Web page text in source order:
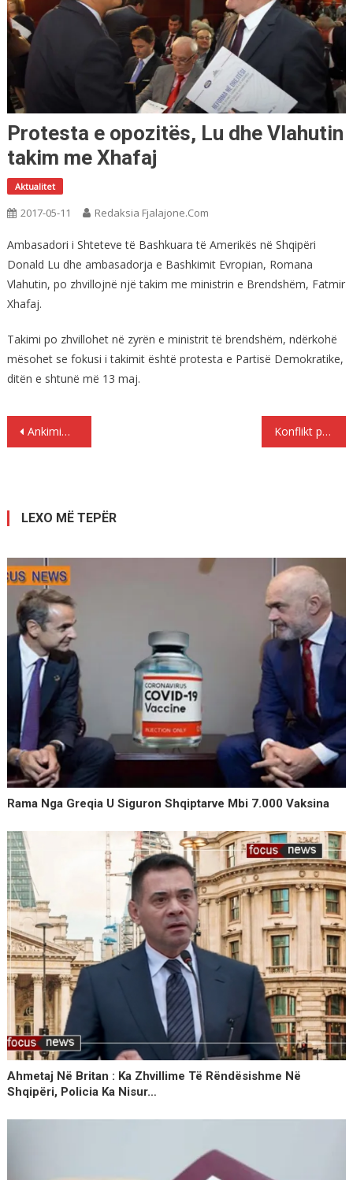
Protesta e opozitës, Lu dhe Vlahutin
takim me Xhafaj
Aktualitet
2017-05-11 Redaksia Fjalajone.com
Ambasadori i Shteteve të Bashkuara të Amerikës në Shqipëri
Donald Lu dhe ambasadorja e Bashkimit Evropian, Romana
Vlahutin, po zhvillojnë një takim me ministrin e Brendshëm, Fatmir
Xhafaj.
Takimi po zhvillohet në zyrën e ministrit të brendshëm, ndërkohë
mësohet se fokusi i takimit është protesta e Partisë Demokratike,
ditën e shtunë më 13 maj.
Lëvizje
Ankimimi i opozitës, ja 5 gjyqtarët që vendosin fatin e 18 qershorit, mes tyre Gjin Gjoni Konflikt për pronat, plagoset me sëpatë në bark 25-vjeçari
LEXO MË TEPËR
Rama Nga Greqia U Siguron Shqiptarve Mbi 7.000 Vaksina
Ahmetaj Në Britan : Ka Zhvillime Të Rëndësishme Në
Shqipëri, Policia Ka Nisur…